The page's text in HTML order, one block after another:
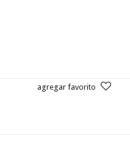
agregar favorito